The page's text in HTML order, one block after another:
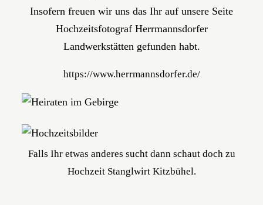
Insofern freuen wir uns das Ihr auf unsere Seite
Hochzeitsfotograf Herrmannsdorfer
Landwerkstätten gefunden habt.
https://www.herrmannsdorfer.de/
Falls Ihr etwas anderes sucht dann schaut doch zu
Hochzeit Stanglwirt Kitzbühel.